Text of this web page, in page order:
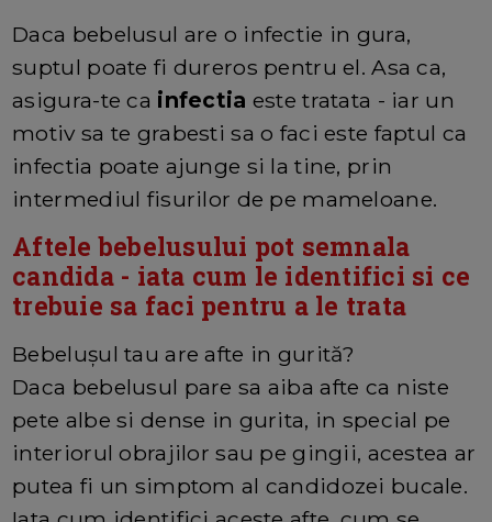
Daca bebelusul are o infectie in gura,
suptul poate fi dureros pentru el. Asa ca,
asigura-te ca infectia este tratata - iar un
motiv sa te grabesti sa o faci este faptul ca
infectia poate ajunge si la tine, prin
intermediul fisurilor de pe mameloane.
Aftele bebelusului pot semnala
candida - iata cum le identifici si ce
trebuie sa faci pentru a le trata
Bebelușul tau are afte in gurită?
Daca bebelusul pare sa aiba afte ca niste
pete albe si dense in gurita, in special pe
interiorul obrajilor sau pe gingii, acestea ar
putea fi un simptom al candidozei bucale.